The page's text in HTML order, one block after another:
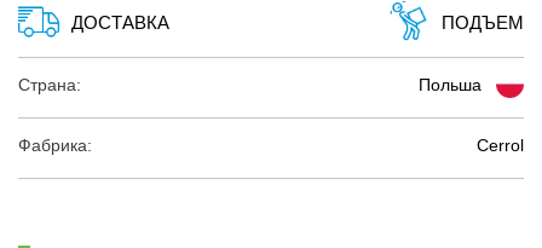
ДОСТАВКА ПОДЪЕМ
Страна: Польша
Фабрика: Cerrol